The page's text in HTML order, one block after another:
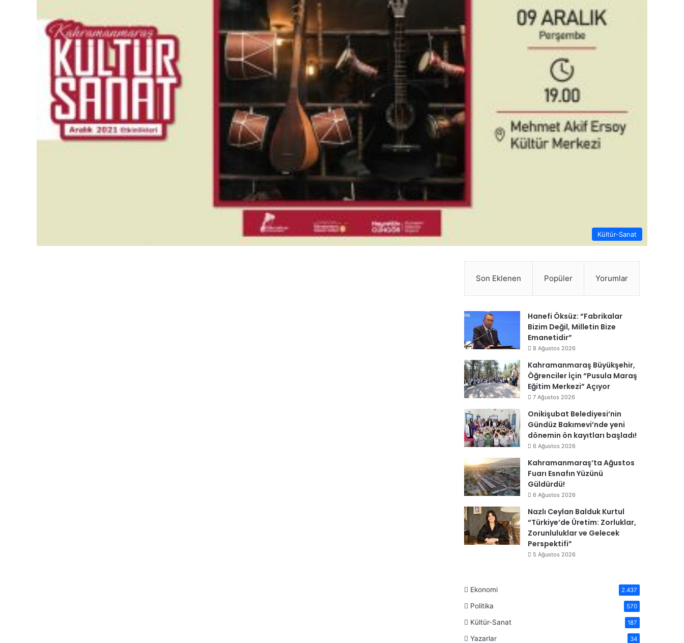
Kültür-Sanat
Son Eklenen Popüler Yorumlar
Hanefi Öksüz: “Fabrikalar
Bizim Değil, Milletin Bize
Emanetidir”
8 Ağustos 2026
Kahramanmaraş Büyükşehir,
Öğrenciler İçin “Pusula Maraş
Eğitim Merkezi” Açıyor
7 Ağustos 2026
Onikişubat Belediyesi’nin
Gündüz Bakımevi’nde yeni
dönemin ön kayıtları başladı!
6 Ağustos 2026
Kahramanmaraş’ta Ağustos
Fuarı Esnafın Yüzünü
Güldürdü!
6 Ağustos 2026
Nazlı Ceylan Balduk Kurtul
“Türkiye’de Üretim: Zorluklar,
Zorunluluklar ve Gelecek
Perspektifi”
5 Ağustos 2026
Ekonomi 2.437
Politika 570
Kültür-Sanat 187
Yazarlar 34